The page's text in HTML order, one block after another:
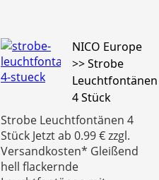
NICO Europe
>> Strobe
Leuchtfontänen
4 Stück
Strobe Leuchtfontänen 4
Stück Jetzt ab 0.99 € zzgl.
Versandkosten* Gleißend
hell flackernde